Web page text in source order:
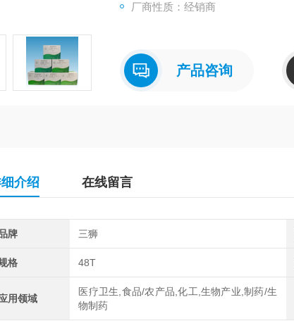
厂商性质：经销商
产品咨询
介绍 在线留言
牌 三狮
格 48T
用领域
医疗卫生,食品/农产品,化工,生物产业,制药/生
物制药